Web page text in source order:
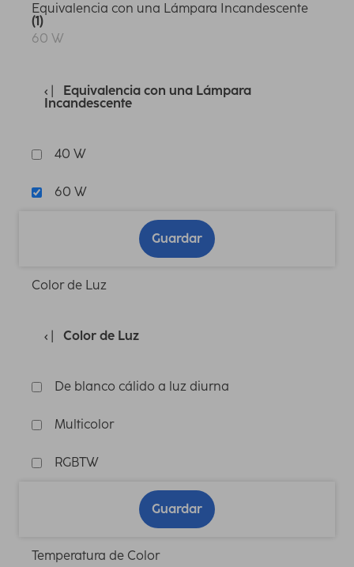
Equivalencia con una Lámpara Incandescente
(1)
60 W
Equivalencia con una Lámpara
Incandescente
40 W
60 W
Guardar
Color de Luz
Color de Luz
De blanco cálido a luz diurna
Multicolor
RGBTW
Guardar
Temperatura de Color